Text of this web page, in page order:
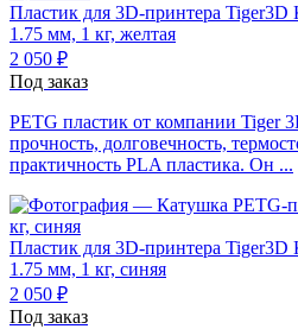
Пластик для 3D-принтера Tiger3D
1.75 мм, 1 кг, желтая
2 050 ₽
Под заказ
PETG пластик от компании Tiger
прочность, долговечность,
практичность PLA пластика. Он ...
Пластик для 3D-принтера Tiger3D
1.75 мм, 1 кг, синяя
2 050 ₽
Под заказ